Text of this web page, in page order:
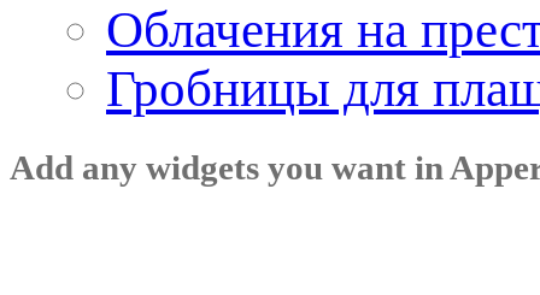
Облачения на
Гробницы для
Add any widgets you want in